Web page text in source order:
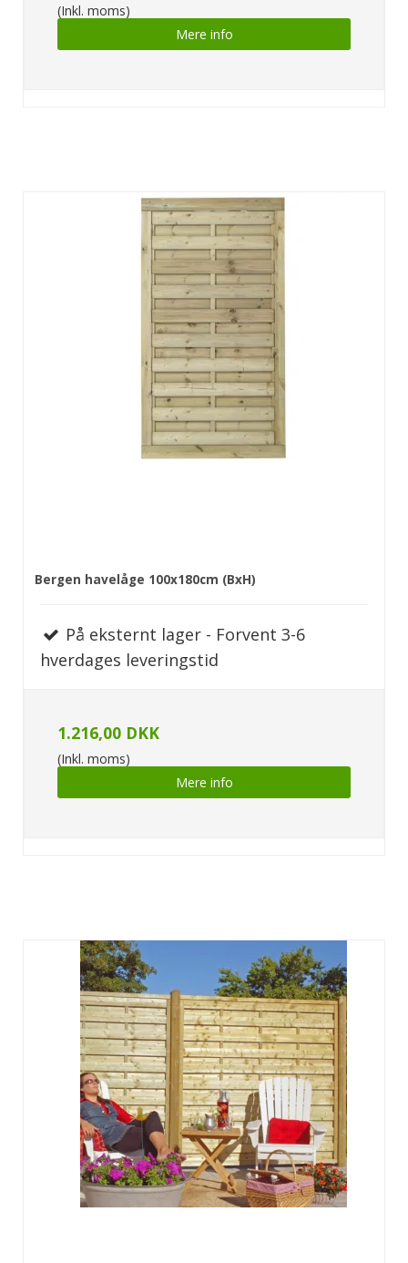
(Inkl. moms)
Mere info
Bergen havelåge 100x180cm (BxH)
På eksternt lager - Forvent 3-6
hverdages leveringstid
1.216,00 DKK
(Inkl. moms)
Mere info